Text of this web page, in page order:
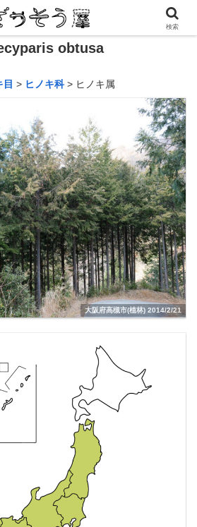
obtusa
目 > ヒノキ科 > ヒノキ属
大阪府高槻市(植林) 2014/2/21
検索